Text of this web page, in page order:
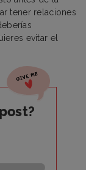
tener relaciones
evitar el